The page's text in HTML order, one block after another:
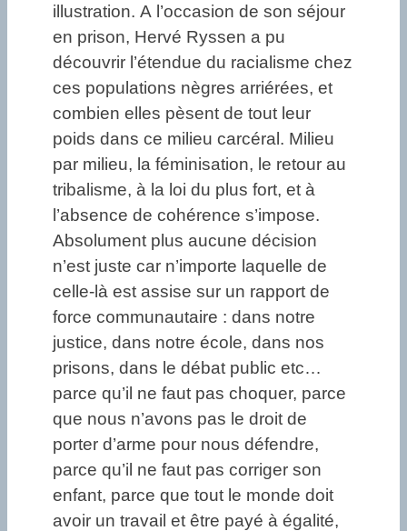
illustration. A l’occasion de son séjour
en prison, Hervé Ryssen a pu
découvrir l’étendue du racialisme chez
ces populations nègres arriérées, et
combien elles pèsent de tout leur
poids dans ce milieu carcéral. Milieu
par milieu, la féminisation, le retour au
tribalisme, à la loi du plus fort, et à
l’absence de cohérence s’impose.
Absolument plus aucune décision
n’est juste car n’importe laquelle de
celle-là est assise sur un rapport de
force communautaire : dans notre
justice, dans notre école, dans nos
prisons, dans le débat public etc…
parce qu’il ne faut pas choquer, parce
que nous n’avons pas le droit de
porter d’arme pour nous défendre,
parce qu’il ne faut pas corriger son
enfant, parce que tout le monde doit
avoir un travail et être payé à égalité,